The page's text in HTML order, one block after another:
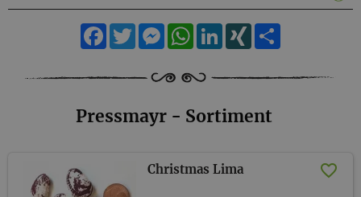
Facebook
TwitterMessengerWhatsApp
LinkedIn
XING
Pressmayr - Sortiment
Christmas Lima